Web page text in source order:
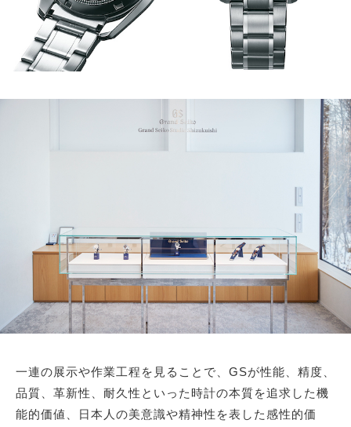
一連の展示や作業工程を見ることで、GSが性能、精度、
品質、革新性、耐久性といった時計の本質を追求した機
能的価値、日本人の美意識や精神性を表した感性的価